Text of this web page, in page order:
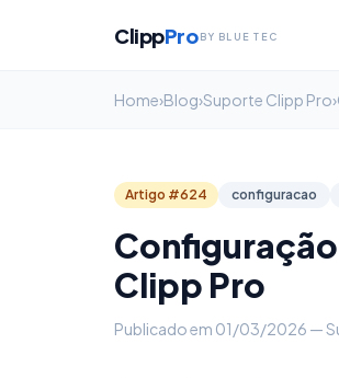
ClippPro BY BLUE TEC
Home›Blog›Suporte Clipp Pro›
Artigo #624 configuracao
Clipp Pro
Publicado em 01/03/2026 —